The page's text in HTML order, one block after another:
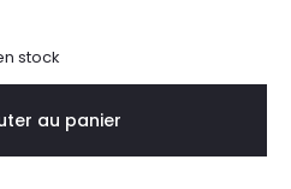
stock
au panier